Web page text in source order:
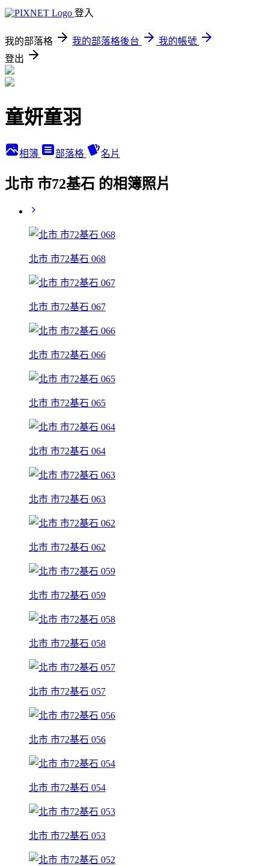
登入
我的部落格 我的部落格後台
我的帳號
登出
童妍童羽
相簿 部落格 名片
北市 市72基石 的相簿照片
北市 市72基石 068
北市 市72基石 067
北市 市72基石 066
北市 市72基石 065
北市 市72基石 064
北市 市72基石 063
北市 市72基石 062
北市 市72基石 059
北市 市72基石 058
北市 市72基石 057
北市 市72基石 056
北市 市72基石 054
北市 市72基石 053